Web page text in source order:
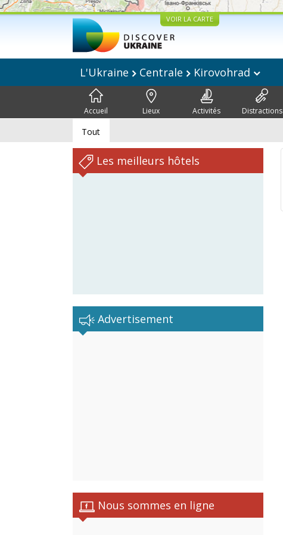
VOIR LA CARTE
L'Ukraine Centrale Kirovohrad
Accueil Lieux Activités Distractions
Tout
Les meilleurs hôtels
Advertisement
Nous sommes en ligne